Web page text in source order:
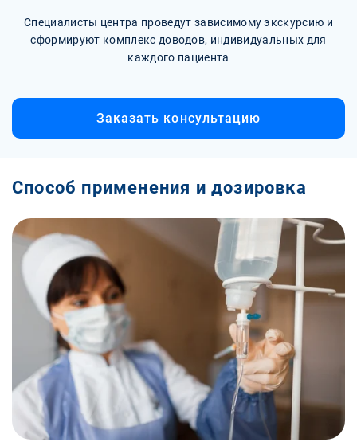
Специалисты центра проведут зависимому экскурсию и
сформируют комплекс доводов, индивидуальных для
каждого пациента
Заказать консультацию
Способ применения и дозировка